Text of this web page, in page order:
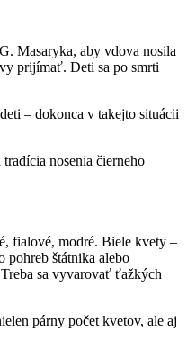
Masaryka, aby vdova nosila
prijímať. Deti sa po smrti
– dokonca v takejto situácii
nosenia čierneho
fialové, modré. Biele kvety –
štátnika alebo
sa vyvarovať ťažkých
párny počet kvetov, ale aj